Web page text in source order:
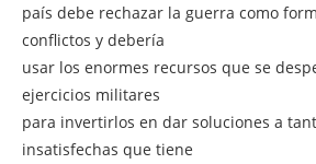
país debe rechazar la guerra como
conflictos y debería
usar los enormes recursos que se
ejercicios militares
para invertirlos en dar soluciones a
insatisfechas que tiene